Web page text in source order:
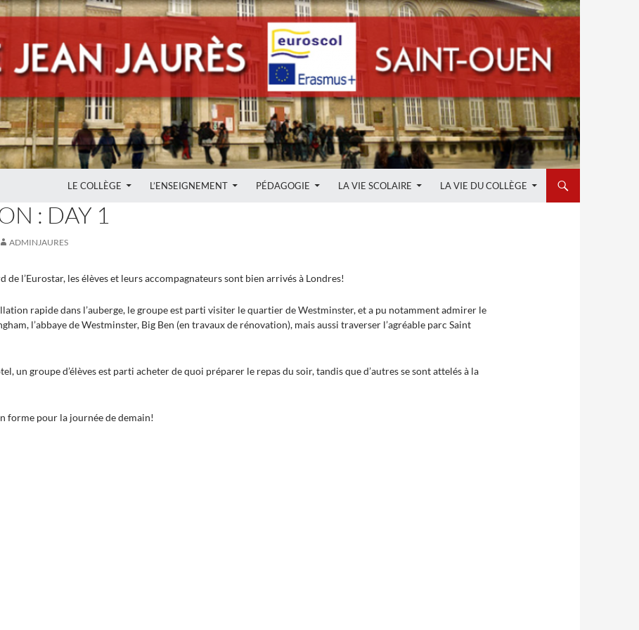
LE COLLÈGE L’ENSEIGNEMENT PÉDAGOGIE LA VIE SCOLAIRE LA VIE DU COLLÈGE
: DAY 1
ADMINJAURES
de l’Eurostar, les élèves et leurs accompagnateurs sont bien arrivés à Londres!
rapide dans l’auberge, le groupe est parti visiter le quartier de Westminster, et a pu notamment admirer le
l’abbaye de Westminster, Big Ben (en travaux de rénovation), mais aussi traverser l’agréable parc Saint
un groupe d’élèves est parti acheter de quoi préparer le repas du soir, tandis que d’autres se sont attelés à la
forme pour la journée de demain!